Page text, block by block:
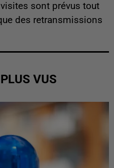
sont prévus tout
des retransmissions
VUS